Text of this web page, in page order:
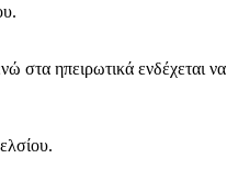
στα ηπειρωτικά ενδέχεται